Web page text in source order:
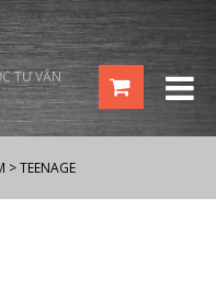
TƯ VẤN
>TEENAGE